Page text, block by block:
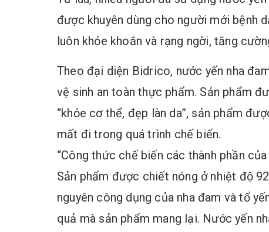
được khuyên dùng cho người mới bệnh
luôn khỏe khoắn và rạng ngời, tăng
Theo đại diện Bidrico, nước yến nha
vệ sinh an toàn thực phẩm. Sản phẩm
“khỏe cơ thể, đẹp làn da”, sản phẩm
mất đi trong quá trình chế biến.
“Công thức chế biến các thành phần
Sản phẩm được chiết nóng ở nhiệt độ
nguyên công dụng của nha đam và tổ
quả mà sản phẩm mang lại. Nước yến